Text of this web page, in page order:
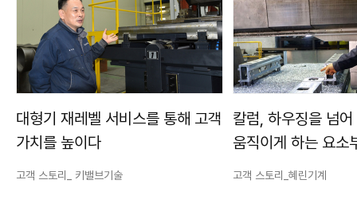
대형기 재레벨 서비스를 통해 고객
가치를 높이다
고객 스토리_ 키밸브기술
칼럼, 하우징을 넘
움직이게 하는 요소
고객 스토리_혜린기계